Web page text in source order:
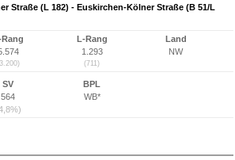
Straße (L 182) - Euskirchen-Kölner Straße (B 51/L
Rang
L-Rang
1.293
(711)
Land
NW
SV
564
BPL
WB*